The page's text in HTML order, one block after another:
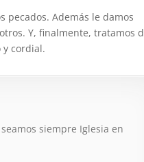
Además le damos
Y, finalmente, tratamos
y cordial.
siempre Iglesia en